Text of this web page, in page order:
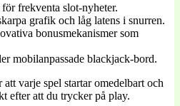
frekventa slot-nyheter.
grafik och låg latens i snurren.
bonusmekanismer som
mobilanpassade blackjack-bord.
att varje spel startar omedelbart och
efter att du trycker på play.